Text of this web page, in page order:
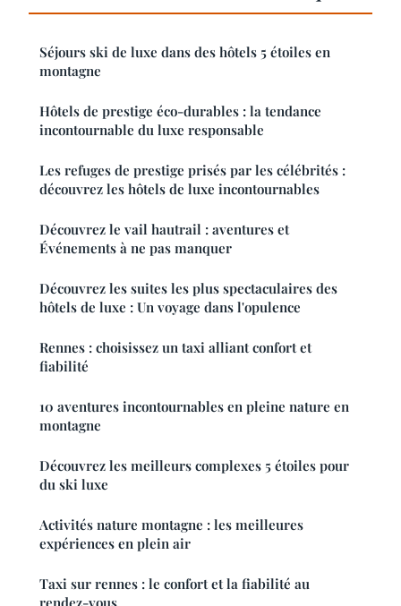
Séjours ski de luxe dans des hôtels 5 étoiles en
montagne
Hôtels de prestige éco-durables : la tendance
incontournable du luxe responsable
Les refuges de prestige prisés par les célébrités :
découvrez les hôtels de luxe incontournables
Découvrez le vail hautrail : aventures et
Événements à ne pas manquer
Découvrez les suites les plus spectaculaires des
hôtels de luxe : Un voyage dans l'opulence
Rennes : choisissez un taxi alliant confort et
fiabilité
10 aventures incontournables en pleine nature en
montagne
Découvrez les meilleurs complexes 5 étoiles pour
du ski luxe
Activités nature montagne : les meilleures
expériences en plein air
Taxi sur rennes : le confort et la fiabilité au
rendez-vous